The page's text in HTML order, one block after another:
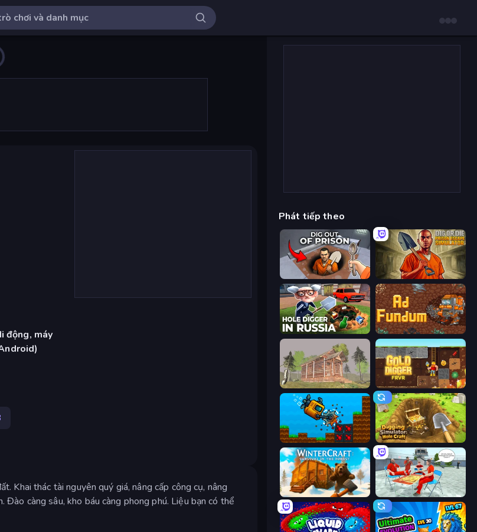
động, máy
Khai thác tài nguyên quý giá, nâng cấp công cụ, nâng
càng sâu, kho báu càng phong phú. Liệu bạn có thể
Phát tiếp theo
Dig out of Prison Dig or Die: Prison Escape Simulator
Hole Digger in Russia Ad Fundum
Survive In The Forest Gold Digger FRVR
Aqua Miner: Underwater Drilling Game Digging Simulator: Hole Craft
WinterCraft: Survival in the Forest Alcatraz Prison Escape Plan